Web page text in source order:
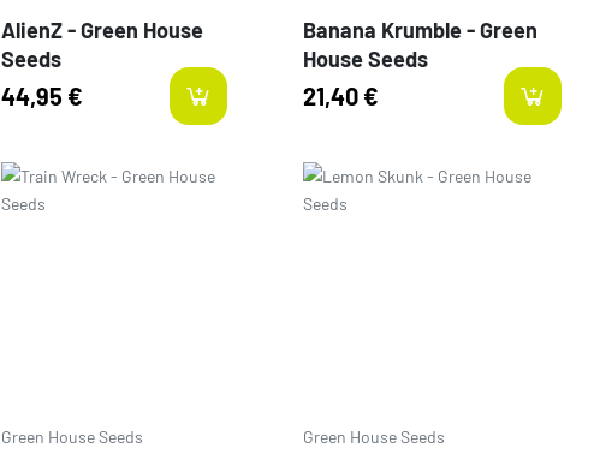
AlienZ - Green House
Seeds
44,95 € last-items
Banana Krumble - Green
House Seeds
21,40 €
Prezzo
Green House Seeds
Prezzo
Green House Seeds